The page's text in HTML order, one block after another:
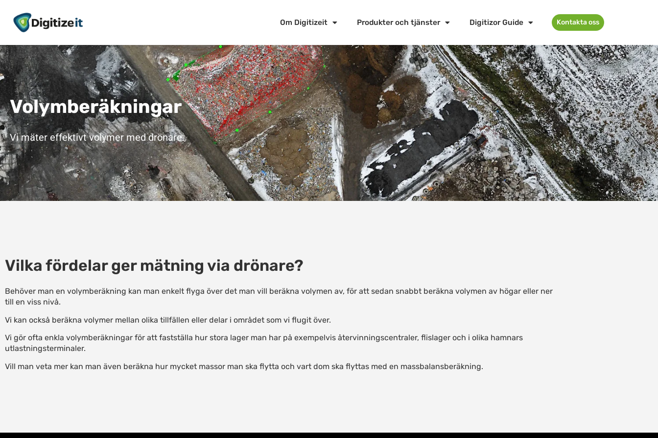
Om Digitizeit Produkter och tjänster Digitizor Guide Kontakta oss
Volymberäkningar
Vi mäter effektivt volymer med drönare.
Vilka fördelar ger mätning via drönare?
Behöver man en volymberäkning kan man enkelt flyga över det man vill beräkna volymen av, för att sedan snabbt beräkna volymen av högar eller ner
till en viss nivå.
Vi kan också beräkna volymer mellan olika tillfällen eller delar i området som vi flugit över.
Vi gör ofta enkla volymberäkningar för att fastställa hur stora lager man har på exempelvis återvinningscentraler, flislager och i olika hamnars
utlastningsterminaler.
Vill man veta mer kan man även beräkna hur mycket massor man ska flytta och vart dom ska flyttas med en massbalansberäkning.